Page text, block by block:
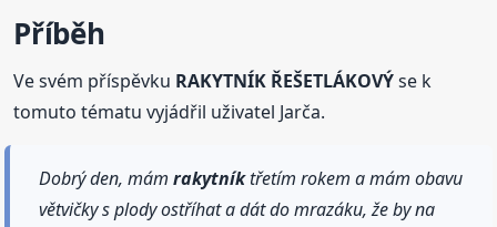
Příběh
Ve svém příspěvku RAKYTNÍK ŘEŠETLÁKOVÝse k
tomuto tématu vyjádřil uživatel Jarča.
Dobrý den, mámrakytníktřetím rokem a mám obavu
větvičky s plody ostříhat a dát do mrazáku, že by na